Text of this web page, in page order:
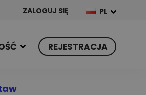
ZALOGUJ SIĘ PL
REJESTRACJA